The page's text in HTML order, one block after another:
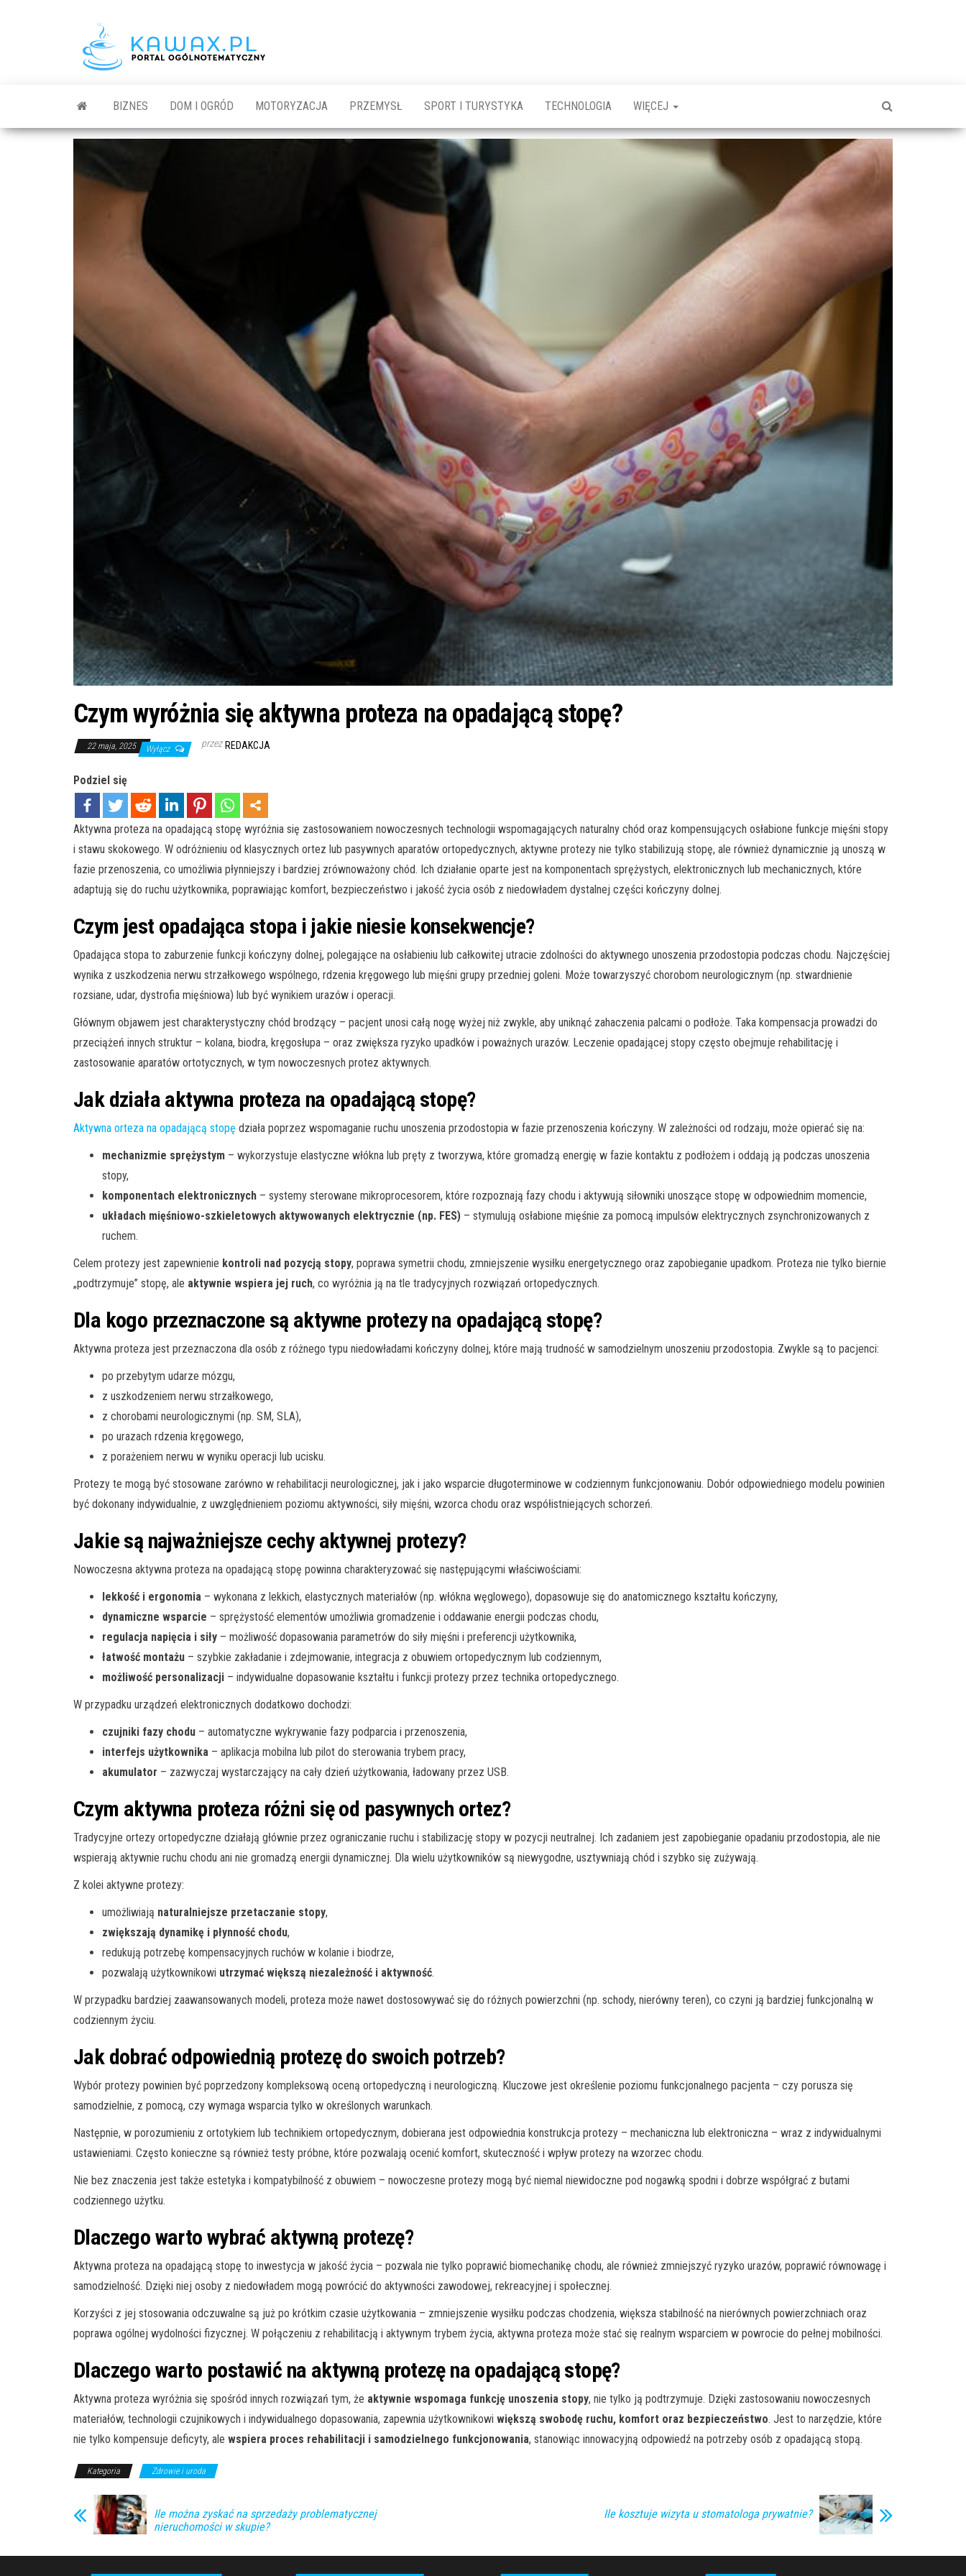
BIZNES DOM I OGRÓD MOTORYZACJA PRZEMYSŁ SPORT I TURYSTYKA TECHNOLOGIA WIĘCEJ
Czym wyróżnia się aktywna proteza na opadającą stopę?
22 maja, 2025 Wyłącz przez REDAKCJA
Podziel się
Aktywna proteza na opadającą stopę wyróżnia się zastosowaniem nowoczesnych technologii wspomagających naturalny chód oraz kompensujących osłabione funkcje mięśni stopy
i stawu skokowego. W odróżnieniu od klasycznych ortez lub pasywnych aparatów ortopedycznych, aktywne protezy nie tylko stabilizują stopę, ale również dynamicznie ją unoszą w
fazie przenoszenia, co umożliwia płynniejszy i bardziej zrównoważony chód. Ich działanie oparte jest na komponentach sprężystych, elektronicznych lub mechanicznych, które
adaptują się do ruchu użytkownika, poprawiając komfort, bezpieczeństwo i jakość życia osób z niedowładem dystalnej części kończyny dolnej.
Czym jest opadająca stopa i jakie niesie konsekwencje?
Opadająca stopa to zaburzenie funkcji kończyny dolnej, polegające na osłabieniu lub całkowitej utracie zdolności do aktywnego unoszenia przodostopia podczas chodu. Najczęściej
wynika z uszkodzenia nerwu strzałkowego wspólnego, rdzenia kręgowego lub mięśni grupy przedniej goleni. Może towarzyszyć chorobom neurologicznym (np. stwardnienie
rozsiane, udar, dystrofia mięśniowa) lub być wynikiem urazów i operacji.
Głównym objawem jest charakterystyczny chód brodzący – pacjent unosi całą nogę wyżej niż zwykle, aby uniknąć zahaczenia palcami o podłoże. Taka kompensacja prowadzi do
przeciążeń innych struktur – kolana, biodra, kręgosłupa – oraz zwiększa ryzyko upadków i poważnych urazów. Leczenie opadającej stopy często obejmuje rehabilitację i
zastosowanie aparatów ortotycznych, w tym nowoczesnych protez aktywnych.
Jak działa aktywna proteza na opadającą stopę?
Aktywna orteza na opadającą stopę działa poprzez wspomaganie ruchu unoszenia przodostopia w fazie przenoszenia kończyny. W zależności od rodzaju, może opierać się na:
mechanizmie sprężystym – wykorzystuje elastyczne włókna lub pręty z tworzywa, które gromadzą energię w fazie kontaktu z podłożem i oddają ją podczas unoszenia
stopy,
komponentach elektronicznych – systemy sterowane mikroprocesorem, które rozpoznają fazy chodu i aktywują siłowniki unoszące stopę w odpowiednim momencie,
układach mięśniowo-szkieletowych aktywowanych elektrycznie (np. FES) – stymulują osłabione mięśnie za pomocą impulsów elektrycznych zsynchronizowanych z
ruchem.
Celem protezy jest zapewnienie kontroli nad pozycją stopy, poprawa symetrii chodu, zmniejszenie wysiłku energetycznego oraz zapobieganie upadkom. Proteza nie tylko biernie
„podtrzymuje” stopę, ale aktywnie wspiera jej ruch, co wyróżnia ją na tle tradycyjnych rozwiązań ortopedycznych.
Dla kogo przeznaczone są aktywne protezy na opadającą stopę?
Aktywna proteza jest przeznaczona dla osób z różnego typu niedowładami kończyny dolnej, które mają trudność w samodzielnym unoszeniu przodostopia. Zwykle są to pacjenci:
po przebytym udarze mózgu,
z uszkodzeniem nerwu strzałkowego,
z chorobami neurologicznymi (np. SM, SLA),
po urazach rdzenia kręgowego,
z porażeniem nerwu w wyniku operacji lub ucisku.
Protezy te mogą być stosowane zarówno w rehabilitacji neurologicznej, jak i jako wsparcie długoterminowe w codziennym funkcjonowaniu. Dobór odpowiedniego modelu powinien
być dokonany indywidualnie, z uwzględnieniem poziomu aktywności, siły mięśni, wzorca chodu oraz współistniejących schorzeń.
Jakie są najważniejsze cechy aktywnej protezy?
Nowoczesna aktywna proteza na opadającą stopę powinna charakteryzować się następującymi właściwościami:
lekkość i ergonomia – wykonana z lekkich, elastycznych materiałów (np. włókna węglowego), dopasowuje się do anatomicznego kształtu kończyny,
dynamiczne wsparcie – sprężystość elementów umożliwia gromadzenie i oddawanie energii podczas chodu,
regulacja napięcia i siły – możliwość dopasowania parametrów do siły mięśni i preferencji użytkownika,
łatwość montażu – szybkie zakładanie i zdejmowanie, integracja z obuwiem ortopedycznym lub codziennym,
możliwość personalizacji – indywidualne dopasowanie kształtu i funkcji protezy przez technika ortopedycznego.
W przypadku urządzeń elektronicznych dodatkowo dochodzi:
czujniki fazy chodu – automatyczne wykrywanie fazy podparcia i przenoszenia,
interfejs użytkownika – aplikacja mobilna lub pilot do sterowania trybem pracy,
akumulator – zazwyczaj wystarczający na cały dzień użytkowania, ładowany przez USB.
Czym aktywna proteza różni się od pasywnych ortez?
Tradycyjne ortezy ortopedyczne działają głównie przez ograniczanie ruchu i stabilizację stopy w pozycji neutralnej. Ich zadaniem jest zapobieganie opadaniu przodostopia, ale nie
wspierają aktywnie ruchu chodu ani nie gromadzą energii dynamicznej. Dla wielu użytkowników są niewygodne, usztywniają chód i szybko się zużywają.
Z kolei aktywne protezy:
umożliwiają naturalniejsze przetaczanie stopy,
zwiększają dynamikę i płynność chodu,
redukują potrzebę kompensacyjnych ruchów w kolanie i biodrze,
pozwalają użytkownikowi utrzymać większą niezależność i aktywność.
W przypadku bardziej zaawansowanych modeli, proteza może nawet dostosowywać się do różnych powierzchni (np. schody, nierówny teren), co czyni ją bardziej funkcjonalną w
codziennym życiu.
Jak dobrać odpowiednią protezę do swoich potrzeb?
Wybór protezy powinien być poprzedzony kompleksową oceną ortopedyczną i neurologiczną. Kluczowe jest określenie poziomu funkcjonalnego pacjenta – czy porusza się
samodzielnie, z pomocą, czy wymaga wsparcia tylko w określonych warunkach.
Następnie, w porozumieniu z ortotykiem lub technikiem ortopedycznym, dobierana jest odpowiednia konstrukcja protezy – mechaniczna lub elektroniczna – wraz z indywidualnymi
ustawieniami. Często konieczne są również testy próbne, które pozwalają ocenić komfort, skuteczność i wpływ protezy na wzorzec chodu.
Nie bez znaczenia jest także estetyka i kompatybilność z obuwiem – nowoczesne protezy mogą być niemal niewidoczne pod nogawką spodni i dobrze współgrać z butami
codziennego użytku.
Dlaczego warto wybrać aktywną protezę?
Aktywna proteza na opadającą stopę to inwestycja w jakość życia – pozwala nie tylko poprawić biomechanikę chodu, ale również zmniejszyć ryzyko urazów, poprawić równowagę i
samodzielność. Dzięki niej osoby z niedowładem mogą powrócić do aktywności zawodowej, rekreacyjnej i społecznej.
Korzyści z jej stosowania odczuwalne są już po krótkim czasie użytkowania – zmniejszenie wysiłku podczas chodzenia, większa stabilność na nierównych powierzchniach oraz
poprawa ogólnej wydolności fizycznej. W połączeniu z rehabilitacją i aktywnym trybem życia, aktywna proteza może stać się realnym wsparciem w powrocie do pełnej mobilności.
Dlaczego warto postawić na aktywną protezę na opadającą stopę?
Aktywna proteza wyróżnia się spośród innych rozwiązań tym, że aktywnie wspomaga funkcję unoszenia stopy, nie tylko ją podtrzymuje. Dzięki zastosowaniu nowoczesnych
materiałów, technologii czujnikowych i indywidualnego dopasowania, zapewnia użytkownikowi większą swobodę ruchu, komfort oraz bezpieczeństwo. Jest to narzędzie, które
nie tylko kompensuje deficyty, ale wspiera proces rehabilitacji i samodzielnego funkcjonowania, stanowiąc innowacyjną odpowiedź na potrzeby osób z opadającą stopą.
Kategoria Zdrowie i uroda
Ile można zyskać na sprzedaży problematycznej
nieruchomości w skupie?
Ile kosztuje wizyta u stomatologa prywatnie?